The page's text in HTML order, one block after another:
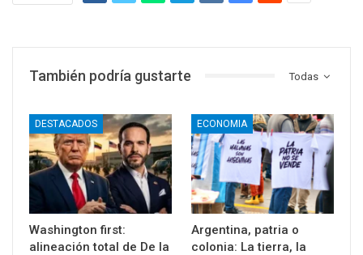
Todas
También podría gustarte
DESTACADOS
Washington first:
alineación total de De la
ECONOMIA
Argentina, patria o
colonia: La tierra, la